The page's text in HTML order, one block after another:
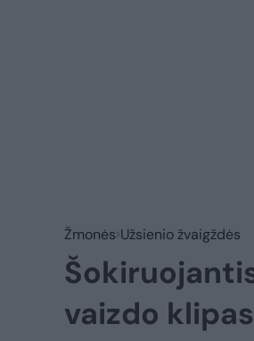
Žmonės Užsienio žvaigždės
vaizdo